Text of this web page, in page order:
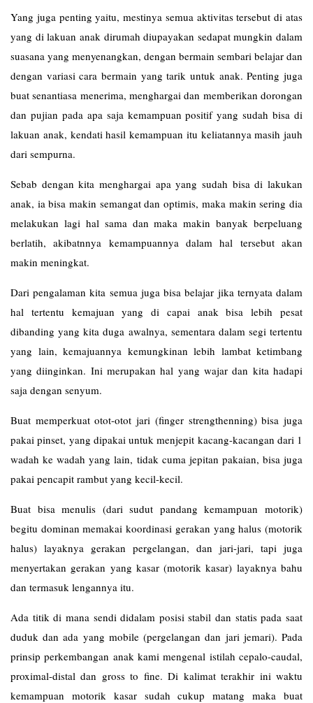
Yang juga penting yaitu, mestinya semua aktivitas tersebut di atas
yang di lakuan anak dirumah diupayakan sedapat mungkin dalam
suasana yang menyenangkan, dengan bermain sembari belajar dan
dengan variasi cara bermain yang tarik untuk anak. Penting juga
buat senantiasa menerima, menghargai dan memberikan dorongan
dan pujian pada apa saja kemampuan positif yang sudah bisa di
lakuan anak, kendati hasil kemampuan itu keliatannya masih jauh
dari sempurna.
Sebab dengan kita menghargai apa yang sudah bisa di lakukan
anak, ia bisa makin semangat dan optimis, maka makin sering dia
melakukan lagi hal sama dan maka makin banyak berpeluang
berlatih, akibatnnya kemampuannya dalam hal tersebut akan
makin meningkat.
Dari pengalaman kita semua juga bisa belajar jika ternyata dalam
hal tertentu kemajuan yang di capai anak bisa lebih pesat
dibanding yang kita duga awalnya, sementara dalam segi tertentu
yang lain, kemajuannya kemungkinan lebih lambat ketimbang
yang diinginkan. Ini merupakan hal yang wajar dan kita hadapi
saja dengan senyum.
Buat memperkuat otot-otot jari (finger strengthenning) bisa juga
pakai pinset, yang dipakai untuk menjepit kacang-kacangan dari 1
wadah ke wadah yang lain, tidak cuma jepitan pakaian, bisa juga
pakai pencapit rambut yang kecil-kecil.
Buat bisa menulis (dari sudut pandang kemampuan motorik)
begitu dominan memakai koordinasi gerakan yang halus (motorik
halus) layaknya gerakan pergelangan, dan jari-jari, tapi juga
menyertakan gerakan yang kasar (motorik kasar) layaknya bahu
dan termasuk lengannya itu.
Ada titik di mana sendi didalam posisi stabil dan statis pada saat
duduk dan ada yang mobile (pergelangan dan jari jemari). Pada
prinsip perkembangan anak kami mengenal istilah cepalo-caudal,
proximal-distal dan gross to fine. Di kalimat terakhir ini waktu
kemampuan motorik kasar sudah cukup matang maka buat